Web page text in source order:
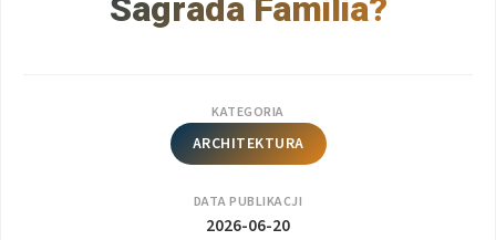
Sagrada Familia?
KATEGORIA
ARCHITEKTURA
DATA PUBLIKACJI
2026-06-20